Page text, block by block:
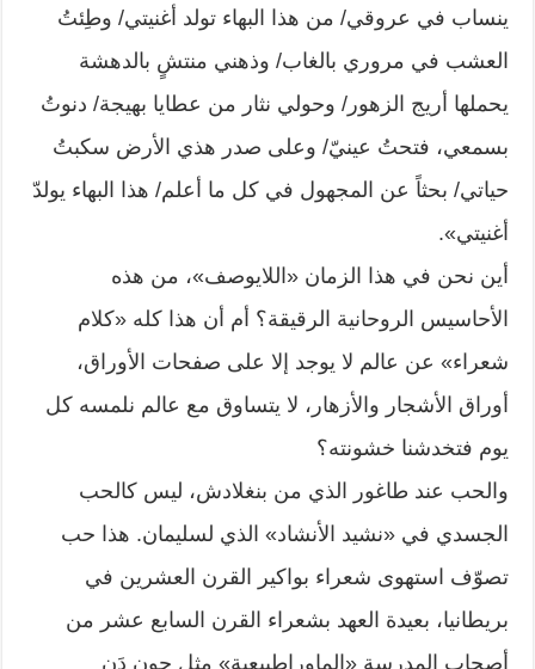
ينساب في عروقي/ من هذا البهاء تولد أغنيتي/ وطِئتُ
العشب في مروري بالغاب/ وذهني منتشٍ بالدهشة
يحملها أريج الزهور/ وحولي نثار من عطايا بهيجة/ دنوتُ
بسمعي، فتحتُ عينيّ/ وعلى صدر هذي الأرض سكبتُ
حياتي/ بحثاً عن المجهول في كل ما أعلم/ هذا البهاء يولدّ
أغنيتي».
أين نحن في هذا الزمان «اللايوصف»، من هذه
الأحاسيس الروحانية الرقيقة؟ أم أن هذا كله «كلام
شعراء» عن عالم لا يوجد إلا على صفحات الأوراق،
أوراق الأشجار والأزهار، لا يتساوق مع عالم نلمسه كل
يوم فتخدشنا خشونته؟
والحب عند طاغور الذي من بنغلادش، ليس كالحب
الجسدي في «نشيد الأنشاد» الذي لسليمان. هذا حب
تصوّف استهوى شعراء بواكير القرن العشرين في
بريطانيا، بعيدة العهد بشعراء القرن السابع عشر من
أصحاب المدرسة «الماوراطبيعية» مثل جون دَن